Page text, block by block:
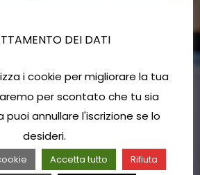
DEI DATI
i cookie per migliorare la tua
per scontato che tu sia
puoi annullare l'iscrizione se lo
desideri.
Accetta tutto
Rifiuta